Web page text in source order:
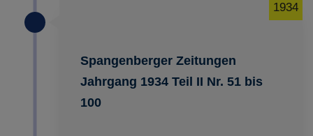
Spangenberger Zeitungen
Jahrgang 1934 Teil II Nr. 51 bis
100
1934